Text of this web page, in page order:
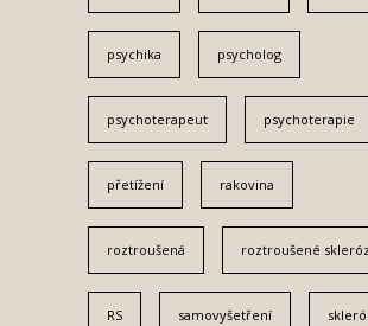
psychika psycholog
psychoterapeut psychoterapie
přetížení rakovina
roztroušená roztroušené
RS samovyšetření